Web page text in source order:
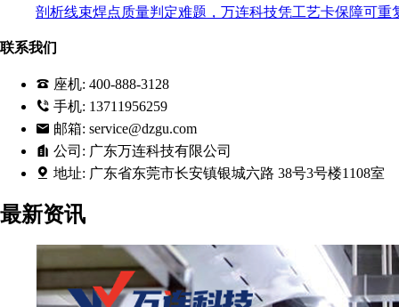
剖析线束焊点质量判定难题，万连科技凭工艺卡保障可重
联系我们
座机: 400-888-3128
手机: 13711956259
邮箱: service@dzgu.com
公司: 广东万连科技有限公司
地址: 广东省东莞市长安镇银城六路 38号3号楼1108室
最新资讯